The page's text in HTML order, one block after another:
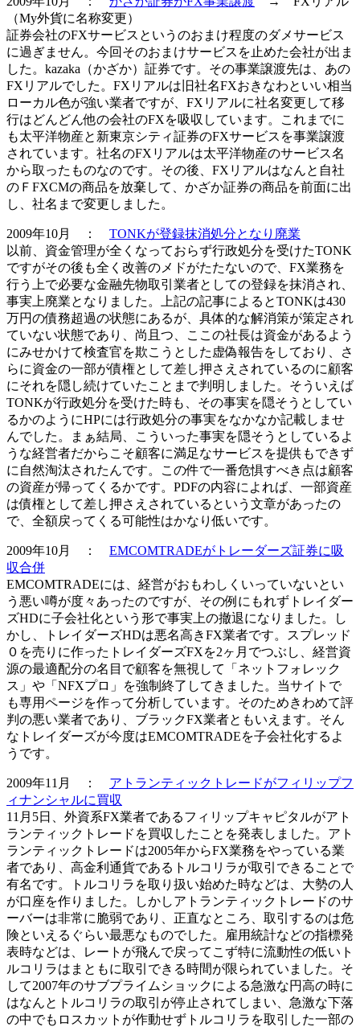
（My外貨に名称変更）
証券会社のFXサービスというのおまけ程度のダメサービス
に過ぎません。今回そのおまけサービスを止めた会社が出ま
した。kazaka（かざか）証券です。その事業譲渡先は、あの
FXリアルでした。FXリアルは旧社名FXおきなわといい相当
ローカル色が強い業者ですが、FXリアルに社名変更して移
行はどんどん他の会社のFXを吸収しています。これまでに
も太平洋物産と新東京シティ証券のFXサービスを事業譲渡
されています。社名のFXリアルは太平洋物産のサービス名
から取ったものなのです。その後、FXリアルはなんと自社
のＦFXCMの商品を放棄して、かざか証券の商品を前面に出
し、社名まで変更しました。
2009年10月 ： TONKが登録抹消処分となり廃業
以前、資金管理が全くなっておらず行政処分を受けたTONK
ですがその後も全く改善のメドがたたないので、FX業務を
行う上で必要な金融先物取引業者としての登録を抹消され、
事実上廃業となりました。上記の記事によるとTONKは430
万円の債務超過の状態にあるが、具体的な解消策が策定され
ていない状態であり、尚且つ、ここの社長は資金があるよう
にみせかけて検査官を欺こうとした虚偽報告をしており、さ
らに資金の一部が債権として差し押さえされているのに顧客
にそれを隠し続けていたことまで判明しました。そういえば
TONKが行政処分を受けた時も、その事実を隠そうとしてい
るかのようにHPには行政処分の事実をなかなか記載しませ
んでした。まぁ結局、こういった事実を隠そうとしているよ
うな経営者だからこそ顧客に満足なサービスを提供もできず
に自然淘汰されたんです。この件で一番危惧すべき点は顧客
の資産が帰ってくるかです。PDFの内容によれば、一部資産
は債権として差し押さえされているという文章があったの
で、全額戻ってくる可能性はかなり低いです。
2009年10月 ： EMCOMTRADEがトレーダーズ証券に吸
収合併
EMCOMTRADEには、経営がおもわしくいっていないとい
う悪い噂が度々あったのですが、その例にもれずトレイダー
ズHDに子会社化という形で事実上の撤退になりました。し
かし、トレイダーズHDは悪名高きFX業者です。スプレッド
０を売りに作ったトレイダーズFXを2ヶ月でつぶし、経営資
源の最適配分の名目で顧客を無視して「ネットフォレック
ス」や「NFXプロ」を強制終了してきました。当サイトで
も専用ページを作って分析しています。そのためきわめて評
判の悪い業者であり、ブラックFX業者ともいえます。そん
なトレイダーズが今度はEMCOMTRADEを子会社化するよ
うです。
2009年11月 ： アトランティックトレードがフィリップフ
ィナンシャルに買収
11月5日、外資系FX業者であるフィリップキャピタルがアト
ランティックトレードを買収したことを発表しました。アト
ランティックトレードは2005年からFX業務をやっている業
者であり、高金利通貨であるトルコリラが取引できることで
有名です。トルコリラを取り扱い始めた時などは、大勢の人
が口座を作りました。しかしアトランティックトレードのサ
ーバーは非常に脆弱であり、正直なところ、取引するのは危
険といえるぐらい最悪なものでした。雇用統計などの指標発
表時などは、レートが飛んで戻ってこず特に流動性の低いト
ルコリラはまともに取引できる時間が限られていました。そ
して2007年のサブプライムショックによる急激な円高の時に
はなんとトルコリラの取引が停止されてしまい、急激な下落
の中でもロスカットが作動せずトルコリラを取引した一部の